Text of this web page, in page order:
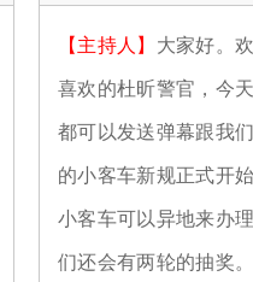
【主持人】 大家好。
喜欢的杜昕警官，今
都可以发送弹幕跟我
的小客车新规正式开
小客车可以异地来办
们还会有两轮的抽奖